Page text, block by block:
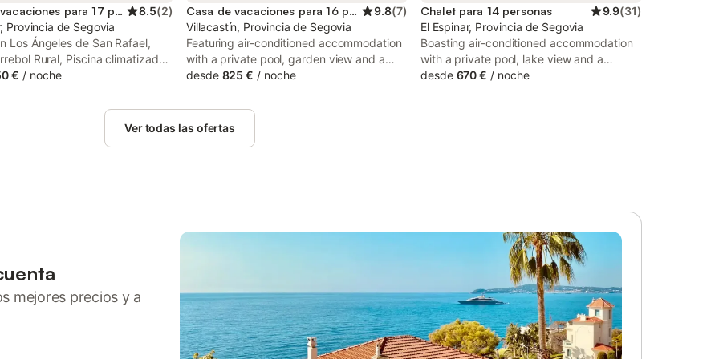
Casa de vacaciones para 17 personas 8.5(2)
Provincia de Segovia
Los Ángeles de San Rafael,
Rural, Piscina climatizada
with a private
at the property, there is
pool and outdoor fireplace.
€ / noche
Casa de vacaciones para 16 personas 9.8(7)
Villacastín, Provincia de Segovia
Featuring air-conditioned accommodation
with a private pool, garden view and a
terrace, Casa rural El Atardecer is set in
home have access to a balcony.
desde 825 € / noche
Chalet para 14 personas 9.9(31)
El Espinar, Provincia de Segovia
Boasting air-conditioned accommodation
with a private pool, lake view and a
balcony, VILLA Formonte is situated in Los
desde 670 € / noche
Ver todas las ofertas
mejores precios y a